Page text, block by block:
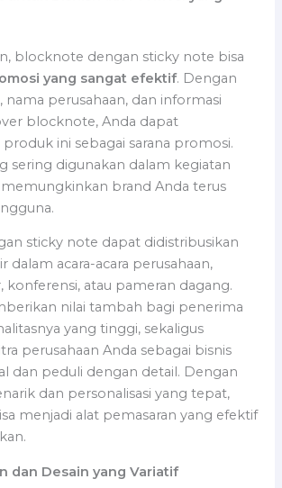
blocknote dengan sticky note bisa
yang sangat efektif. Dengan
perusahaan, dan informasi
blocknote, Anda dapat
ini sebagai sarana promosi.
sering digunakan dalam kegiatan
memungkinkan brand Anda terus
sticky note dapat didistribusikan
dalam acara-acara perusahaan,
konferensi, atau pameran dagang.
nilai tambah bagi penerima
yang tinggi, sekaligus
perusahaan Anda sebagai bisnis
dan peduli dengan detail. Dengan
dan personalisasi yang tepat,
menjadi alat pemasaran yang efektif
dan Desain yang Variatif